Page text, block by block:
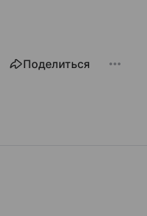
Поделиться